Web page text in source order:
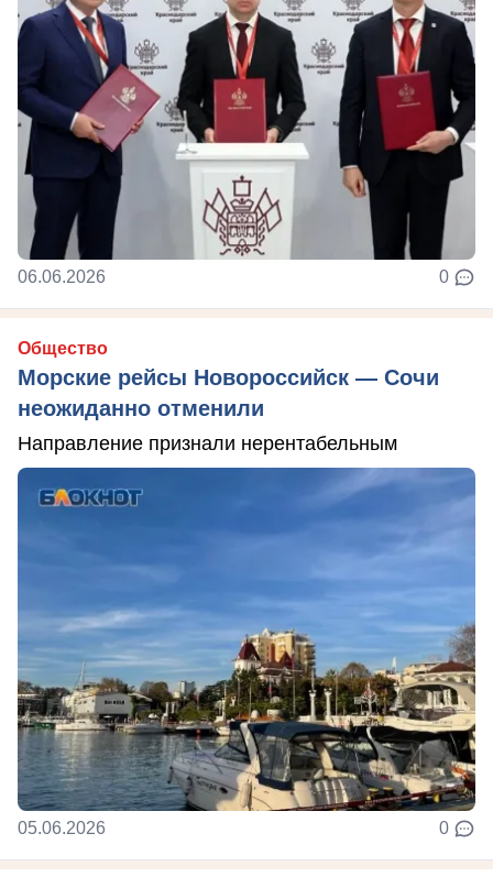
06.06.2026 0
Общество
Морские рейсы Новороссийск — Сочи
неожиданно отменили
Направление признали нерентабельным
05.06.2026 0